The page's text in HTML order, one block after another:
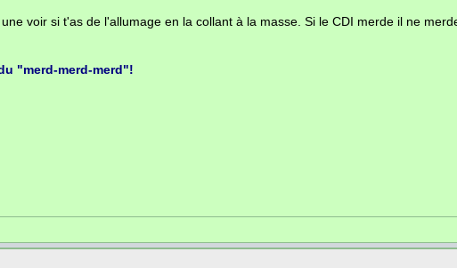
voir si t'as de l'allumage en la collant à la masse. Si le CDI merde il ne
"merd-merd-merd"!